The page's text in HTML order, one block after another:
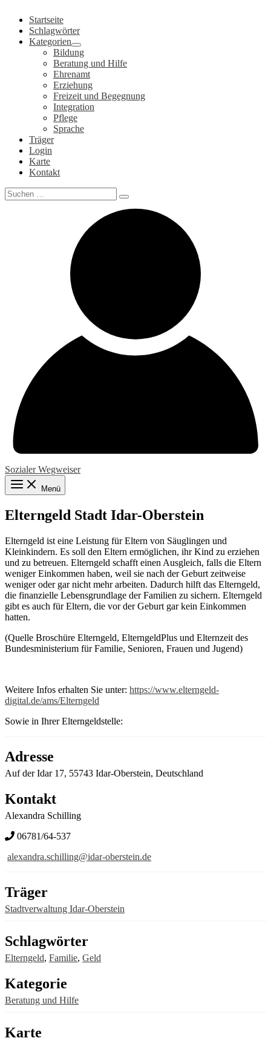
Inhalt
springen
Startseite
Schlagwörter
Kategorien
Bildung
Beratung und Hilfe
Ehrenamt
Erziehung
Freizeit und Begegnung
Integration
Pflege
Sprache
Träger
Login
Karte
Kontakt
Search
for:
Sozialer Wegweiser
Menü
Elterngeld Stadt Idar-Oberstein
Elterngeld ist eine Leistung für Eltern von Säuglingen und
Kleinkindern. Es soll den Eltern ermöglichen, ihr Kind zu erziehen
und zu betreuen. Elterngeld schafft einen Ausgleich, falls die Eltern
weniger Einkommen haben, weil sie nach der Geburt zeitweise
weniger oder gar nicht mehr arbeiten. Dadurch hilft das Elterngeld,
die finanzielle Lebensgrundlage der Familien zu sichern. Elterngeld
gibt es auch für Eltern, die vor der Geburt gar kein Einkommen
hatten.
(Quelle Broschüre Elterngeld, ElterngeldPlus und Elternzeit des
Bundesministerium für Familie, Senioren, Frauen und Jugend)
Weitere Infos erhalten Sie unter: https://www.elterngeld-
digital.de/ams/Elterngeld
Sowie in Ihrer Elterngeldstelle:
Adresse
Auf der Idar 17, 55743 Idar-Oberstein, Deutschland
Kontakt
Alexandra Schilling
06781/64-537
alexandra.schilling@idar-oberstein.de
Träger
Stadtverwaltung Idar-Oberstein
Schlagwörter
Elterngeld, Familie, Geld
Kategorie
Beratung und Hilfe
Karte